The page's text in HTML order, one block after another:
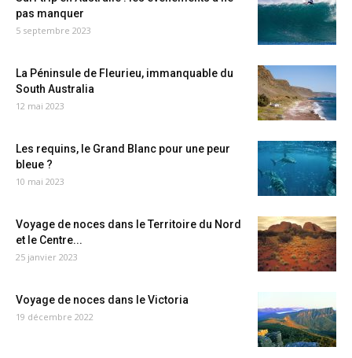
pas manquer
5 septembre 2023
La Péninsule de Fleurieu, immanquable du
South Australia
12 mai 2023
Les requins, le Grand Blanc pour une peur
bleue ?
10 mai 2023
Voyage de noces dans le Territoire du Nord
et le Centre...
25 janvier 2023
Voyage de noces dans le Victoria
19 décembre 2022